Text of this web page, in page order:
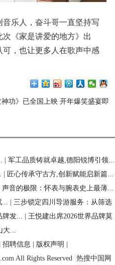
乐人，奋斗哥一直坚持写
《家是讲爱的地方》出
，也让更多人在歌声中感
功》已全国上映 开年爆笑盛宴即
军工品质铸就卓越,德阳锐博引领...
匠心传承守古方,创新赋能启新篇...
声音的极限：怀表与腕表史上最薄...
三步锁定四川导游服务：从筛选
发...
王悦建出席2026世界品牌莫
...
招聘信息 版权声明
All Rights Reserved
热搜中国网